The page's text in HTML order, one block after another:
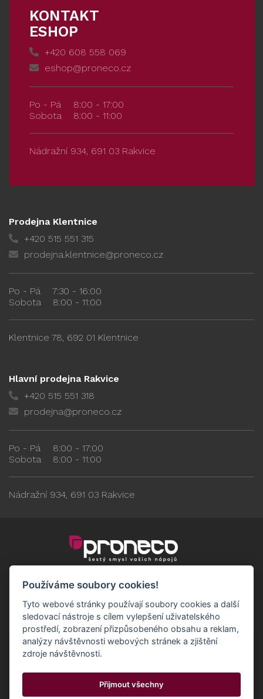
KONTAKT
ESHOP
+420 608 558 069
eshop@proneco.cz
Po - Pá
8:00 - 17:00
Sobota
8:00 - 11:00
Nádražní 934, 691 03 Rakvice
Prodejna Klentnice
+420 515 551 315
prodejna.klentnice@proneco.cz
Po - Pá
7:30 - 16:00
Sobota
8:00 - 11:00
Klentnice 78, 692 01 Klentnice
Hlavní prodejna Rakvice
+420 515 551 318
prodejna@proneco.cz
Po - Pá
8:00 - 17:00
Sobota
8:00 - 11:00
Nádražní 934, 691 03 Rakvice
GDPR - Odběratelé
GDPR - Dodavatelé
Možnosti dopravy a platby
© 2024 Proneco
Používáme soubory cookies!
Tyto webové stránky používají soubory cookies a další
sledovací nástroje s cílem vylepšení uživatelského
prostředí, zobrazení přizpůsobeného obsahu a reklam,
analýzy návštěvnosti webových stránek a zjištění
zdroje návštěvnosti.
Přijmout všechny